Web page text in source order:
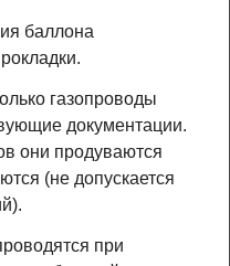
баллона
газопроводы
документации.
они продуваются
(не допускается
при